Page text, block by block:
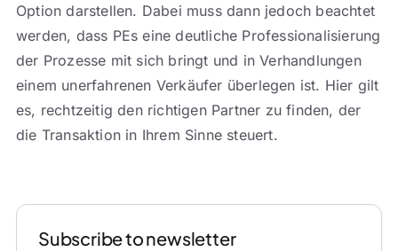
Subscribe to newsletter
Option darstellen. Dabei muss dann jedoch beachtet
werden, dass PEs eine deutliche Professionalisierung
der Prozesse mit sich bringt und in Verhandlungen
einem unerfahrenen Verkäufer überlegen ist. Hier gilt
es, rechtzeitig den richtigen Partner zu finden, der
die Transaktion in Ihrem Sinne steuert.